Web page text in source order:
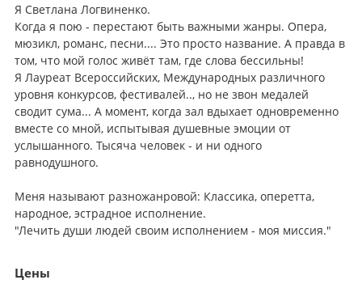
Я Светлана Логвиненко.
Когда я пою - перестают быть важными жанры. Опера,
мюзикл, романс, песни.... Это просто название. А правда в
том, что мой голос живёт там, где слова бессильны!
Я Лауреат Всероссийских, Международных различного
уровня конкурсов, фестивалей.., но не звон медалей
сводит сума... А момент, когда зал вдыхает одновременно
вместе со мной, испытывая душевные эмоции от
услышанного. Тысяча человек - и ни одного
равнодушного.
Меня называют разножанровой: Классика, оперетта,
народное, эстрадное исполнение.
"Лечить души людей своим исполнением - моя миссия."
Цены